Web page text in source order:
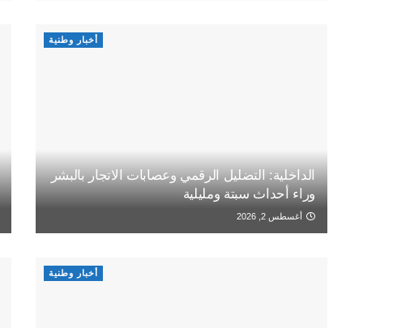
أخبار وطنية
الداخلية: التضليل الرقمي وعصابات الاتجار بالبشر
وراء أحداث سبتة ومليلية
أغسطس 2, 2026
أخبار وطنية